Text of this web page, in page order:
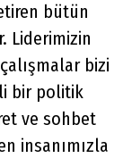
bütün
Liderimizin
bizi
bir politik
ve sohbet
insanımızla